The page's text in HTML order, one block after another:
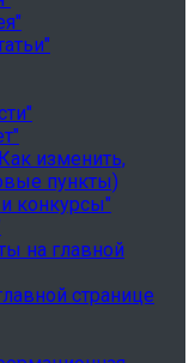
изменить,
пункты)
конкурсы"
на главной
странице